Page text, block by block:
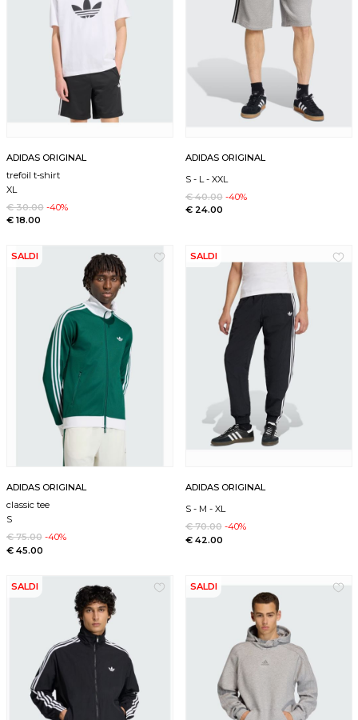
ADIDAS ORIGINAL
trefoil t-shirt
XL
€ 30.00 -40%
€ 18.00
ADIDAS ORIGINAL
S -L -XXL
€ 40.00 -40%
€ 24.00
SALDI
ADIDAS ORIGINAL
classic tee
S
€ 75.00 -40%
€ 45.00
SALDI
ADIDAS ORIGINAL
S -M -XL
€ 70.00 -40%
€ 42.00
SALDI SALDI